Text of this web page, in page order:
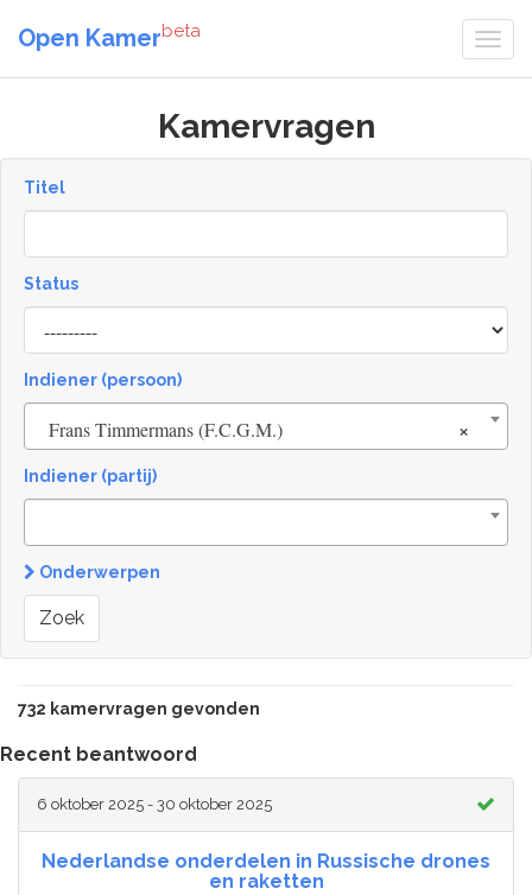
Open Kamerbeta
Kamervragen
Titel
Status
[invalid
name]
Indiener (persoon)
×
Frans Timmermans (F.C.G.M.)
Indiener (partij)
Onderwerpen
Zoek
732 kamervragen gevonden
Recent beantwoord
6 oktober 2025 - 30 oktober 2025
Nederlandse onderdelen in Russische drones
en raketten